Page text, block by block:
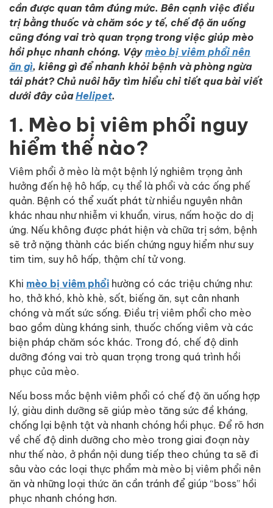
cần được quan tâm đúng mức. Bên cạnh việc điều
trị bằng thuốc và chăm sóc y tế, chế độ ăn uống
cũng đóng vai trò quan trọng trong việc giúp mèo
hồi phục nhanh chóng. Vậy mèo bị viêm phổi nên
ăn gì, kiêng gì để nhanh khỏi bệnh và phòng ngừa
tái phát? Chủ nuôi hãy tìm hiểu chi tiết qua bài viết
dưới đây củaHelipet.
1. Mèo bị viêm phổi nguy
hiểm thế nào?
Viêm phổi ở mèo là một bệnh lý nghiêm trọng ảnh
hưởng đến hệ hô hấp, cụ thể là phổi và các ống phế
quản. Bệnh có thể xuất phát từ nhiều nguyên nhân
khác nhau như nhiễm vi khuẩn, virus, nấm hoặc do dị
ứng. Nếu không được phát hiện và chữa trị sớm, bệnh
sẽ trở nặng thành các biến chứng nguy hiểm như suy
tim tim, suy hô hấp, thậm chí tử vong.
Khi mèo bị viêm phổi hường có các triệu chứng như:
ho, thở khó, khò khè, sốt, biếng ăn, sụt cân nhanh
chóng và mất sức sống. Điều trị viêm phổi cho mèo
bao gồm dùng kháng sinh, thuốc chống viêm và các
biện pháp chăm sóc khác. Trong đó, chế độ dinh
dưỡng đóng vai trò quan trọng trong quá trình hồi
phục của mèo.
Nếu boss mắc bệnh viêm phổi có chế độ ăn uống hợp
lý, giàu dinh dưỡng sẽ giúp mèo tăng sức đề kháng,
chống lại bệnh tật và nhanh chóng hồi phục. Để rõ hơn
về chế độ dinh dưỡng cho mèo trong giai đoạn này
như thế nào, ở phần nội dung tiếp theo chúng ta sẽ đi
sâu vào các loại thực phẩm mà mèo bị viêm phổi nên
ăn và những loại thức ăn cần tránh để giúp “boss” hồi
phục nhanh chóng hơn.